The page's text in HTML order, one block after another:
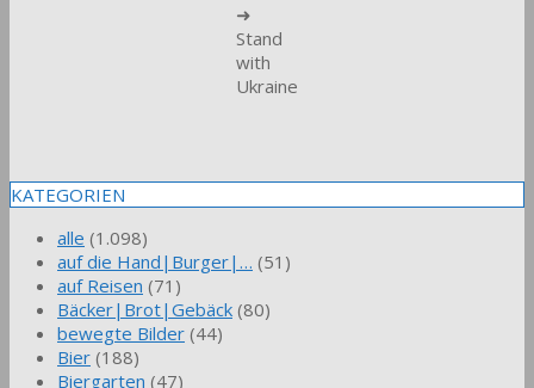
➜
Stand
with
Ukraine
KATEGORIEN
alle (1.098)
auf die Hand|Burger|… (51)
auf Reisen (71)
Bäcker|Brot|Gebäck (80)
bewegte Bilder (44)
Bier (188)
Biergarten (47)